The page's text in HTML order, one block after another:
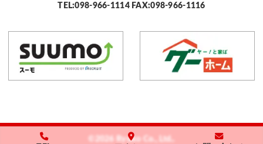
TEL:098-966-1114 FAX:098-966-1116
©2026 Ryuko Co., Ltd..